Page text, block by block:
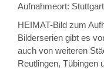
Aufnahmeort:
HEIMAT-Bild zum
Bilderserien gibt es
auch von weiteren
Reutlingen, Tübingen